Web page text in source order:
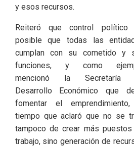
y esos recursos.
Reiteró que control político
posible que todas las
cumplan con su cometido y
funciones, y como
mencionó la Secretaría
Desarrollo Económico que
fomentar el
tiempo que aclaró que no se
tampoco de crear más puestos
trabajo, sino generación de